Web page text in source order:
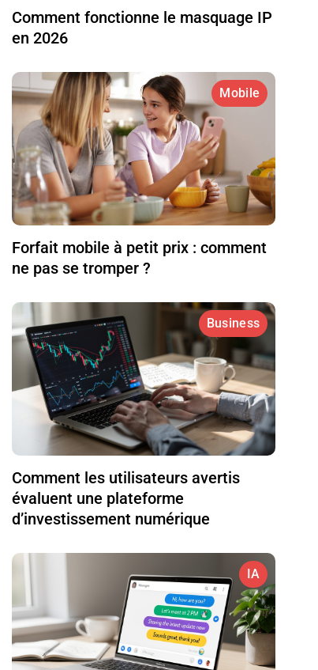
Comment fonctionne le masquage IP
en 2026
Mobile
Forfait mobile à petit prix : comment
ne pas se tromper ?
Business
Comment les utilisateurs avertis
évaluent une plateforme
d’investissement numérique
IA